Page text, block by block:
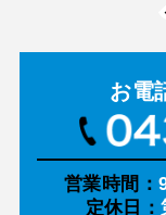
お電
営業時間：
定休日：